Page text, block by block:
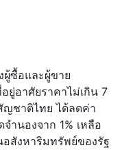
ผู้ซื้อและผู้ขาย
ยู่อาศัยราคาไม่เกิน 7
ญชาติไทย ได้ลดค่า
ำนองจาก 1% เหลือ
สังหาริมทรัพย์ของรัฐ